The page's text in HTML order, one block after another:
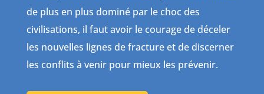
de plus en plus dominé par le choc des
civilisations, il faut avoir le courage de déceler
les nouvelles lignes de fracture et de discerner
les conflits à venir pour mieux les prévenir.